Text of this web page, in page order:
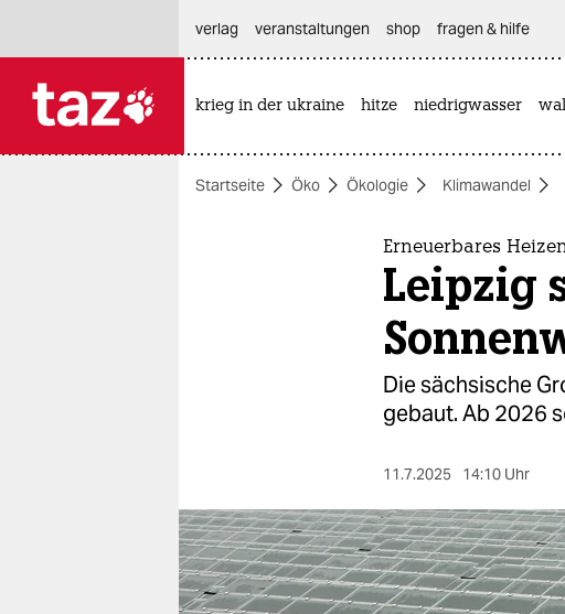
themen
nord
wahrheit
verlag
veranstaltungen shop fragen & hilfe
krieg in der ukraine hitze niedrigwasser
Startseite Öko Ökologie Klimawandel
Erneuerbares
Leipzig
Die sächsische
gebaut. Ab 2026
11.7.2025 14:10 Uhr